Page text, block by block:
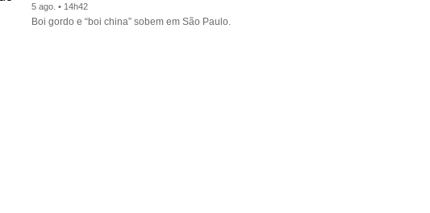
5 ago. • 14h42
Boi gordo e “boi china” sobem em São Paulo.